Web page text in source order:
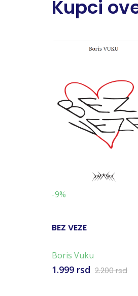
Kupci
-9%
BEZ VEZE
Boris Vuku
1.999 rsd 2.200 rsd